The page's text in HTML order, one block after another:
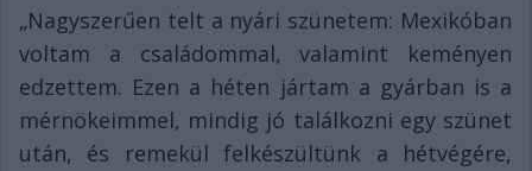
„Nagyszerűen telt a nyári szünetem: Mexikóban
voltam a családommal, valamint keményen
edzettem. Ezen a héten jártam a gyárban is a
mérnökeimmel, mindig jó találkozni egy szünet
után, és remekül felkészültünk a hétvégére,